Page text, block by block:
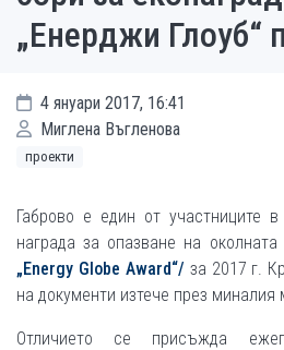
„Енерджи Глоуб“
4 януари 2017, 16:41
Миглена Въгленова
проекти
Габрово е един от участниците
награда за опазване на околната
„Energy Globe Award“/ за 2017 г.
на документи изтече през миналия
Отличието се присъжда